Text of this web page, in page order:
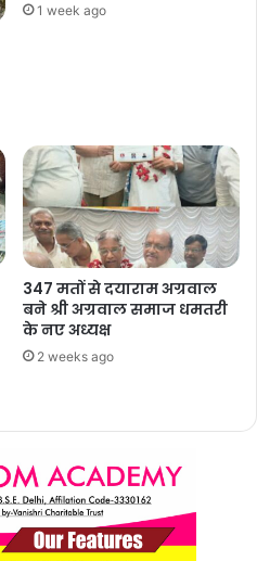
1 week ago
347 मतों से दयाराम अग्रवाल
बने श्री अग्रवाल समाज धमतरी
के नए अध्यक्ष
2 weeks ago